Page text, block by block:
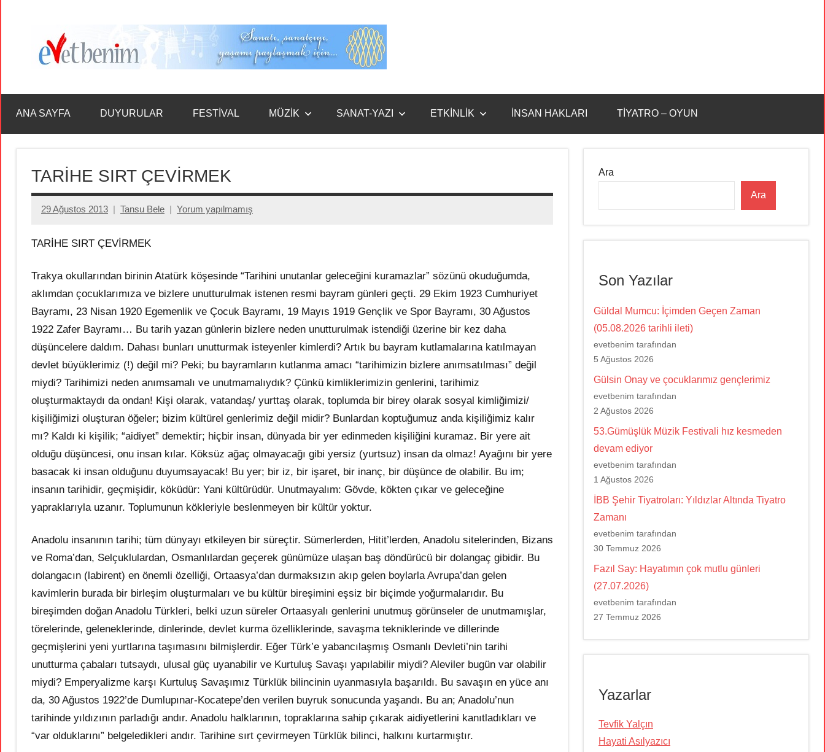
Benim
ANA SAYFA DUYURULAR FESTİVAL MÜZİK SANAT-YAZI ETKİNLİK İNSAN HAKLARI TİYATRO – OYUN
TARİHE SIRT ÇEVİRMEK
29 Ağustos 2013 Tansu Bele Yorum yapılmamış
TARİHE SIRT ÇEVİRMEK
Trakya okullarından birinin Atatürk köşesinde “Tarihini unutanlar geleceğini kuramazlar” sözünü okuduğumda,
aklımdan çocuklarımıza ve bizlere unutturulmak istenen resmi bayram günleri geçti. 29 Ekim 1923 Cumhuriyet
Bayramı, 23 Nisan 1920 Egemenlik ve Çocuk Bayramı, 19 Mayıs 1919 Gençlik ve Spor Bayramı, 30 Ağustos
1922 Zafer Bayramı… Bu tarih yazan günlerin bizlere neden unutturulmak istendiği üzerine bir kez daha
düşüncelere daldım. Dahası bunları unutturmak isteyenler kimlerdi? Artık bu bayram kutlamalarına katılmayan
devlet büyüklerimiz (!) değil mi? Peki; bu bayramların kutlanma amacı “tarihimizin bizlere anımsatılması” değil
miydi? Tarihimizi neden anımsamalı ve unutmamalıydık? Çünkü kimliklerimizin genlerini, tarihimiz
oluşturmaktaydı da ondan! Kişi olarak, vatandaş/ yurttaş olarak, toplumda bir birey olarak sosyal kimliğimizi/
kişiliğimizi oluşturan öğeler; bizim kültürel genlerimiz değil midir? Bunlardan koptuğumuz anda kişiliğimiz kalır
mı? Kaldı ki kişilik; “aidiyet” demektir; hiçbir insan, dünyada bir yer edinmeden kişiliğini kuramaz. Bir yere ait
olduğu düşüncesi, onu insan kılar. Köksüz ağaç olmayacağı gibi yersiz (yurtsuz) insan da olmaz! Ayağını bir yere
basacak ki insan olduğunu duyumsayacak! Bu yer; bir iz, bir işaret, bir inanç, bir düşünce de olabilir. Bu im;
insanın tarihidir, geçmişidir, köküdür: Yani kültürüdür. Unutmayalım: Gövde, kökten çıkar ve geleceğine
yapraklarıyla uzanır. Toplumunun kökleriyle beslenmeyen bir kültür yoktur.
Anadolu insanının tarihi; tüm dünyayı etkileyen bir süreçtir. Sümerlerden, Hitit’lerden, Anadolu sitelerinden, Bizans
ve Roma’dan, Selçuklulardan, Osmanlılardan geçerek günümüze ulaşan baş döndürücü bir dolangaç gibidir. Bu
dolangacın (labirent) en önemli özelliği, Ortaasya’dan durmaksızın akıp gelen boylarla Avrupa’dan gelen
kavimlerin burada bir birleşim oluşturmaları ve bu kültür bireşimini eşsiz bir biçimde yoğurmalarıdır. Bu
bireşimden doğan Anadolu Türkleri, belki uzun süreler Ortaasyalı genlerini unutmuş görünseler de unutmamışlar,
törelerinde, geleneklerinde, dinlerinde, devlet kurma özelliklerinde, savaşma tekniklerinde ve dillerinde
geçmişlerini yeni yurtlarına taşımasını bilmişlerdir. Eğer Türk’e yabancılaşmış Osmanlı Devleti’nin tarihi
unutturma çabaları tutsaydı, ulusal güç uyanabilir ve Kurtuluş Savaşı yapılabilir miydi? Aleviler bugün var olabilir
miydi? Emperyalizme karşı Kurtuluş Savaşımız Türklük bilincinin uyanmasıyla başarıldı. Bu savaşın en yüce anı
da, 30 Ağustos 1922’de Dumlupınar-Kocatepe’den verilen buyruk sonucunda yaşandı. Bu an; Anadolu’nun
tarihinde yıldızının parladığı andır. Anadolu halklarının, topraklarına sahip çıkarak aidiyetlerini kanıtladıkları ve
“var olduklarını” belgeledikleri andır. Tarihine sırt çevirmeyen Türklük bilinci, halkını kurtarmıştır.
Ara
Ara
Son Yazılar
Güldal Mumcu: İçimden Geçen Zaman
(05.08.2026 tarihli ileti)
evetbenim tarafından
5 Ağustos 2026
Gülsin Onay ve çocuklarımız gençlerimiz
evetbenim tarafından
2 Ağustos 2026
53.Gümüşlük Müzik Festivali hız kesmeden
devam ediyor
evetbenim tarafından
1 Ağustos 2026
İBB Şehir Tiyatroları: Yıldızlar Altında Tiyatro
Zamanı
evetbenim tarafından
30 Temmuz 2026
Fazıl Say: Hayatımın çok mutlu günleri
(27.07.2026)
evetbenim tarafından
27 Temmuz 2026
Yazarlar
Tevfik Yalçın
Hayati Asılyazıcı